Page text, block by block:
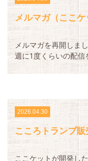
メルマガ（ここケ
メルマガを再開しま
週に1度くらいの配信
2026.04.30
こころトランプ
ここケットが開発し